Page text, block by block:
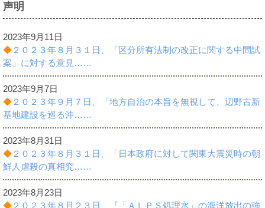
声明
2023年9月11日
◆２０２３年８月３１日、「区分所有法制の改正に関する中間試
案」に対する意見……
2023年9月7日
◆２０２３年９月７日、「地方自治の本旨を無視して、辺野古新
基地建設を巡る沖……
2023年8月31日
◆２０２３年８月３１日、「日本政府に対して関東大震災時の朝
鮮人虐殺の真相究……
2023年8月23日
◆２０２３年８月２３日、『「ＡＬＰＳ処理水」の海洋放出の強